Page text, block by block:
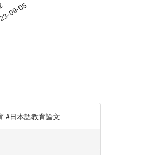
09-05
#日本語教育論文